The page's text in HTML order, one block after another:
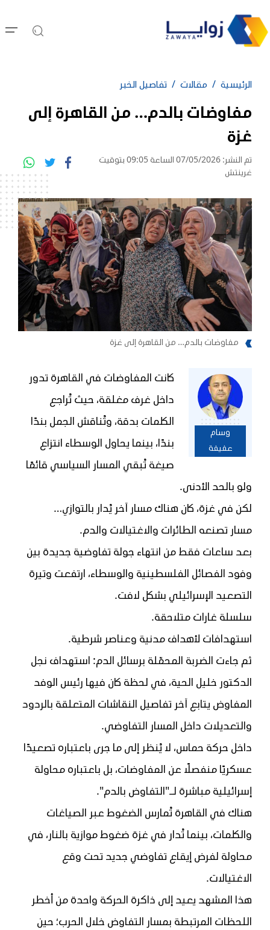
الرئيسية مقالات تفاصيل الخبر
مفاوضات بالدم… من القاهرة إلى
غزة
تم النشر: 07/05/2026 الساعة 09:05 بتوقيت
غرينتش
مفاوضات بالدم… من القاهرة إلى غزة
وسام
عفيفة
كانت المفاوضات في القاهرة تدور
داخل غرف مغلقة، حيث تُراجع
الكلمات بدقة، وتُناقش الجمل بندًا
بندًا، بينما يحاول الوسطاء انتزاع
صيغة تُبقي المسار السياسي قائمًا
ولو بالحد الأدنى.
لكن في غزة، كان هناك مسار آخر يُدار بالتوازي…
مسار تصنعه الطائرات والاغتيالات والدم.
بعد ساعات فقط من انتهاء جولة تفاوضية جديدة بين
وفود الفصائل الفلسطينية والوسطاء، ارتفعت وتيرة
التصعيد الإسرائيلي بشكل لافت.
سلسلة غارات متلاحقة.
استهدافات لأهداف مدنية وعناصر شرطية.
ثم جاءت الضربة المحمّلة برسائل الدم: استهداف نجل
الدكتور خليل الحية، في لحظة كان فيها رئيس الوفد
المفاوض يتابع آخر تفاصيل النقاشات المتعلقة بالردود
والتعديلات داخل المسار التفاوضي.
داخل حركة حماس، لا يُنظر إلى ما جرى باعتباره تصعيدًا
عسكريًا منفصلًا عن المفاوضات، بل باعتباره محاولة
إسرائيلية مباشرة لـ"التفاوض بالدم".
هناك في القاهرة تُمارس الضغوط عبر الصياغات
والكلمات، بينما تُدار في غزة ضغوط موازية بالنار، في
محاولة لفرض إيقاع تفاوضي جديد تحت وقع
الاغتيالات.
هذا المشهد يعيد إلى ذاكرة الحركة واحدة من أخطر
اللحظات المرتبطة بمسار التفاوض خلال الحرب؛ حين